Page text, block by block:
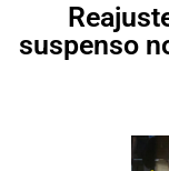
suspenso